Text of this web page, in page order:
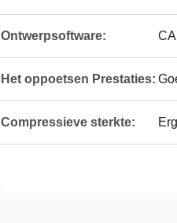
Ontwerpsoftware:
Het oppoetsen Prestaties:
Compressieve sterkte: